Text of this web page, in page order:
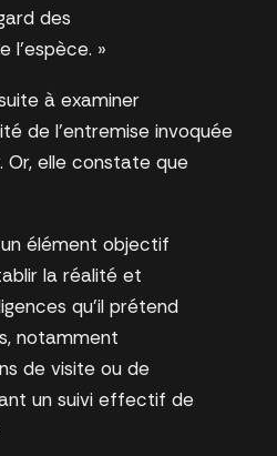
des
l’espèce. »
à examiner
de l’entremise invoquée
Or, elle constate que
élément objectif
la réalité et
qu’il prétend
notamment
de visite ou de
un suivi effectif de